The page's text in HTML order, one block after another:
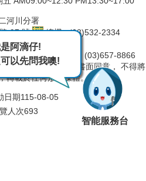
河川分署
97 號
總機 : (03)532-2334
域水情中心
南路201號
總機 : (03)657-8866
局所有，非經正式書面同意， 不得將
轉載於任何形式媒體。
日期115-08-05
人次693
阿滴仔!
以先問我噢!
智能服務台